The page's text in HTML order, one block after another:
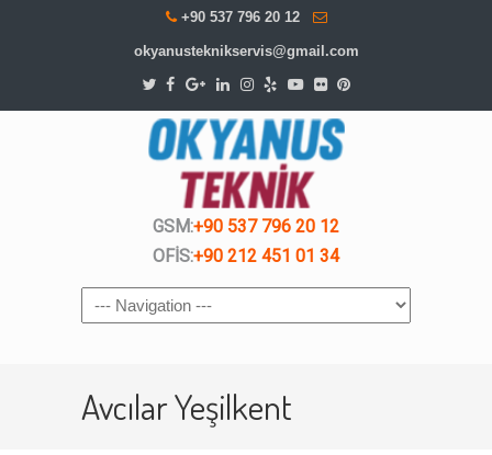
+90 537 796 20 12
okyanusteknikservis@gmail.com
GSM:+90 537 796 20 12
OFİS:+90 212 451 01 34
Navigation
Avcılar Yeşilkent